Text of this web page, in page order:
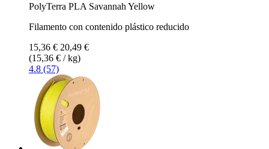
PolyTerra PLA Savannah Yellow
Filamento con contenido plástico reducido
15,36 € 20,49 €
(15,36 € / kg)
4.8 (57)